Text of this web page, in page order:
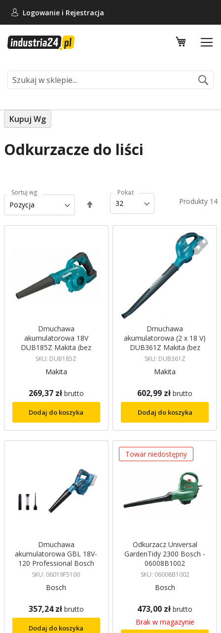
Logowanie i Rejestracja
Mój
Odkurzacze do liści
Produkty 14
Sortuj wg
kierunek
malejący
Pokaż
Dmuchawa
akumulatorowa 18V
DUB185Z Makita (bez
akumulatorów i ładowarki)
SKU: DUB185Z
Makita
269,37 zł brutto
Dodaj do koszyka
Dmuchawa
akumulatorowa (2 x 18 V)
DUB361Z Makita (bez
akumulatorów i ładowarki)
SKU: DUB361Z
Makita
602,99 zł brutto
Dodaj do koszyka
Dmuchawa
akumulatorowa GBL 18V-
120 Professional Bosch
SKU: 06019F5100
Bosch
357,24 zł brutto
Dodaj do koszyka
Towar niedostępny
Odkurzacz Universal
GardenTidy 2300 Bosch -
06008B1002
SKU: 06008B1002
Bosch
473,00 zł brutto
Brak w magazynie
Kupuj Wg